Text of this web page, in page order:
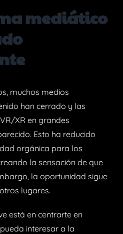
mediático
muchos medios
han cerrado y las
XR en grandes
Esto ha reducido
orgánica para los
la sensación de que
la oportunidad sigue
lugares.
está en centrarte en
interesar a la